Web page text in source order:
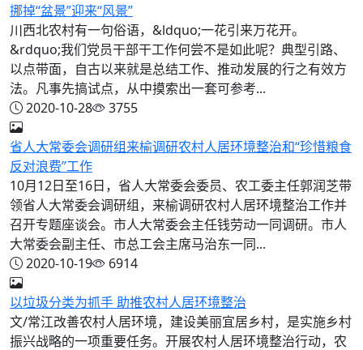
挪掉“盆景”迎来“风景”
川西北农村有一句俗语，&ldquo;一花引来万花开。
&rdquo;我们党员干部干工作何尝不是如此呢？典型引路、
以点带面，自古以来就是总结工作、推动发展的行之有效方
法。凡事先搞试点，从中摸索出一套可参考...
2020-10-28
3755
省人大常委会调研组来榆调研农村人居环境整治和“珍惜粮食
反对浪费”工作
10月12日至16日，省人大常委会委员、农工委主任郭润芝带
领省人大常委会调研组，来榆调研农村人居环境整治工作并
召开专题座谈会。市人大常委会主任钱劳动一同调研。市人
大常委会副主任、市总工会主席马治东一同...
2020-10-19
6914
以垃圾分类为抓手 助推农村人居环境整治
文/常江改善农村人居环境，建设美丽宜居乡村，是实施乡村
振兴战略的一项重要任务。开展农村人居环境整治行动，农